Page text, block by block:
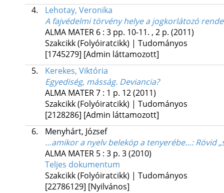
4.
Lehotay, Veronika
A fajvédelmi törvény helye a jogkorlátozó
ALMA MATER 6: 3 pp. 10-11. , 2 p. (2011)
Szakcikk (Folyóiratcikk) | Tudományos
[1745279] [Admin láttamozott]
5.
Kerekes, Viktória
Egyediség, másság. Deviancia?
ALMA MATER7: 1 p. 12(2011)
Szakcikk (Folyóiratcikk) | Tudományos
[2128286] [Admin láttamozott]
6.
Menyhárt, József
…amikor a nyelv beleköp a tenyerébe…: Rövid
ALMA MATER 5: 3 p. 3(2010)
Teljes dokumentum
Szakcikk (Folyóiratcikk) | Tudományos
[22786129] [Nyilvános]